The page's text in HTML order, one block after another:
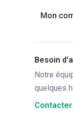
Mon
Besoin
Notre
quelques